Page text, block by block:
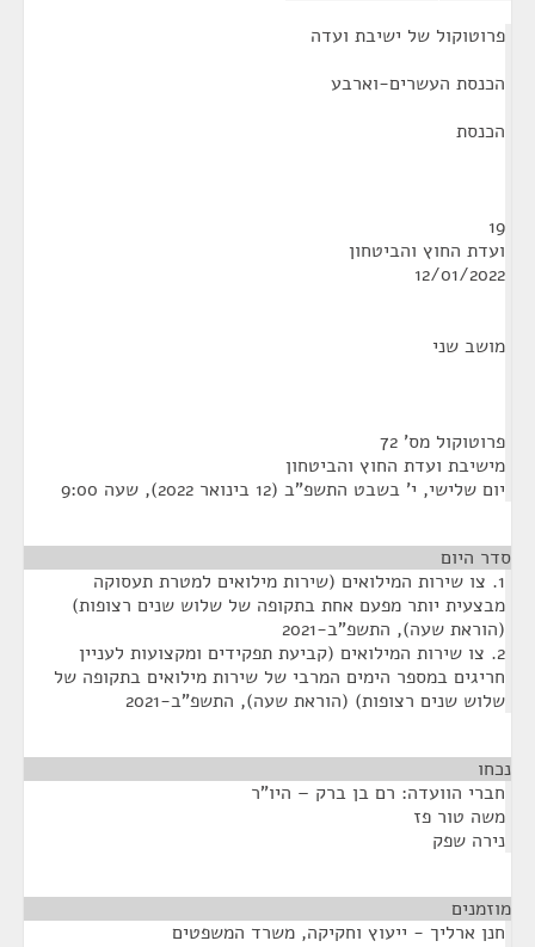
פרוטוקול של ישיבת ועדה
הכנסת העשרים-וארבע
הכנסת
19
ועדת החוץ והביטחון
12/01/2022
מושב שני
פרוטוקול מס' 72
מישיבת ועדת החוץ והביטחון
יום שלישי, י' בשבט התשפ"ב (12 בינואר 2022), שעה 9:00
סדר היום
1. צו שירות המילואים (שירות מילואים למטרת תעסוקה
מבצעית יותר מפעם אחת בתקופה של שלוש שנים רצופות)
(הוראת שעה), התשפ"ב-2021
2. צו שירות המילואים (קביעת תפקידים ומקצועות לעניין
חריגים במספר הימים המרבי של שירות מילואים בתקופה של
שלוש שנים רצופות) (הוראת שעה), התשפ"ב-2021
נכחו
חברי הוועדה: רם בן ברק – היו"ר
משה טור פז
נירה שפק
מוזמנים
חנן ארליך - ייעוץ וחקיקה, משרד המשפטים